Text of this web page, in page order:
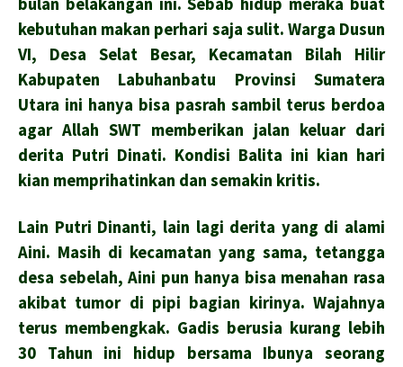
bulan belakangan ini. Sebab hidup meraka buat
kebutuhan makan perhari saja sulit. Warga Dusun
VI, Desa Selat Besar, Kecamatan Bilah Hilir
Kabupaten Labuhanbatu Provinsi Sumatera
Utara ini hanya bisa pasrah sambil terus berdoa
agar Allah SWT memberikan jalan keluar dari
derita Putri Dinati. Kondisi Balita ini kian hari
kian memprihatinkan dan semakin kritis.
Lain Putri Dinanti, lain lagi derita yang di alami
Aini. Masih di kecamatan yang sama, tetangga
desa sebelah, Aini pun hanya bisa menahan rasa
akibat tumor di pipi bagian kirinya. Wajahnya
terus membengkak. Gadis berusia kurang lebih
30 Tahun ini hidup bersama Ibunya seorang